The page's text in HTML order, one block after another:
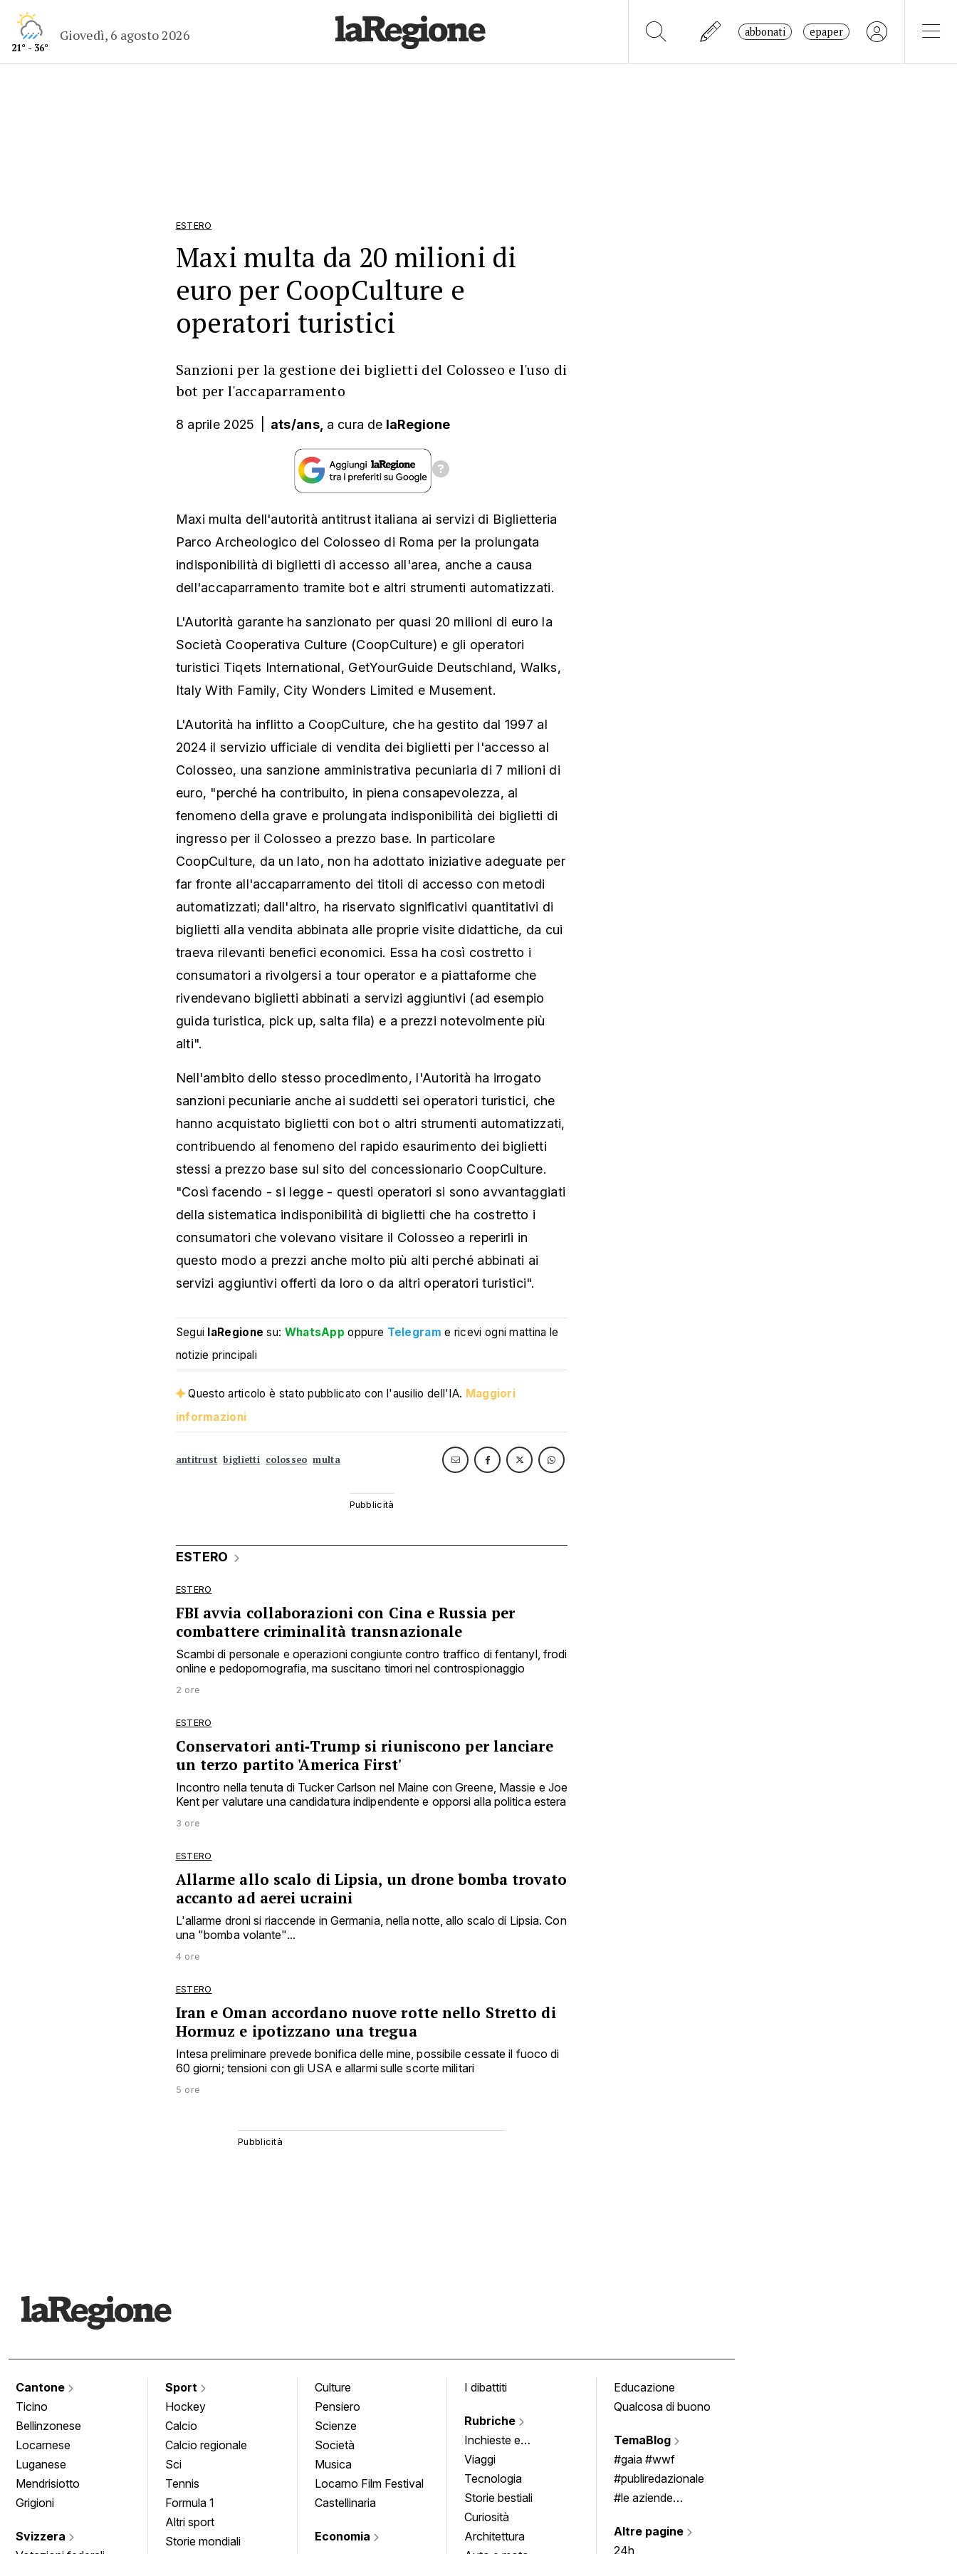
21° - 36°
Giovedì, 6 agosto 2026 abbonati epaper
ESTERO
Maxi multa da 20 milioni di
euro per CoopCulture e
operatori turistici
Sanzioni per la gestione dei biglietti del Colosseo e l'uso di
bot per l'accaparramento
8 aprile 2025 ats/ans, a cura de laRegione
Maxi multa dell'autorità antitrust italiana ai servizi di Biglietteria
Parco Archeologico del Colosseo di Roma per la prolungata
indisponibilità di biglietti di accesso all'area, anche a causa
dell'accaparramento tramite bot e altri strumenti automatizzati.
L'Autorità garante ha sanzionato per quasi 20 milioni di euro la
Società Cooperativa Culture (CoopCulture) e gli operatori
turistici Tiqets International, GetYourGuide Deutschland, Walks,
Italy With Family, City Wonders Limited e Musement.
L'Autorità ha inflitto a CoopCulture, che ha gestito dal 1997 al
2024 il servizio ufficiale di vendita dei biglietti per l'accesso al
Colosseo, una sanzione amministrativa pecuniaria di 7 milioni di
euro, "perché ha contribuito, in piena consapevolezza, al
fenomeno della grave e prolungata indisponibilità dei biglietti di
ingresso per il Colosseo a prezzo base. In particolare
CoopCulture, da un lato, non ha adottato iniziative adeguate per
far fronte all'accaparramento dei titoli di accesso con metodi
automatizzati; dall'altro, ha riservato significativi quantitativi di
biglietti alla vendita abbinata alle proprie visite didattiche, da cui
traeva rilevanti benefici economici. Essa ha così costretto i
consumatori a rivolgersi a tour operator e a piattaforme che
rivendevano biglietti abbinati a servizi aggiuntivi (ad esempio
guida turistica, pick up, salta fila) e a prezzi notevolmente più
alti".
Nell'ambito dello stesso procedimento, l'Autorità ha irrogato
sanzioni pecuniarie anche ai suddetti sei operatori turistici, che
hanno acquistato biglietti con bot o altri strumenti automatizzati,
contribuendo al fenomeno del rapido esaurimento dei biglietti
stessi a prezzo base sul sito del concessionario CoopCulture.
"Così facendo - si legge - questi operatori si sono avvantaggiati
della sistematica indisponibilità di biglietti che ha costretto i
consumatori che volevano visitare il Colosseo a reperirli in
questo modo a prezzi anche molto più alti perché abbinati ai
servizi aggiuntivi offerti da loro o da altri operatori turistici".
Segui laRegione su: WhatsApp oppure Telegram e ricevi ogni mattina le
notizie principali
Questo articolo è stato pubblicato con l'ausilio dell'IA. Maggiori
informazioni
antitrust biglietti colosseo multa
ESTERO
ESTERO
FBI avvia collaborazioni con Cina e Russia per
combattere criminalità transnazionale
Scambi di personale e operazioni congiunte contro traffico di fentanyl, frodi
online e pedopornografia, ma suscitano timori nel controspionaggio
2 ore
ESTERO
Conservatori anti‑Trump si riuniscono per lanciare
un terzo partito 'America First'
Incontro nella tenuta di Tucker Carlson nel Maine con Greene, Massie e Joe
Kent per valutare una candidatura indipendente e opporsi alla politica estera
3 ore
ESTERO
Allarme allo scalo di Lipsia, un drone bomba trovato
accanto ad aerei ucraini
L'allarme droni si riaccende in Germania, nella notte, allo scalo di Lipsia. Con
una "bomba volante"...
4 ore
ESTERO
Iran e Oman accordano nuove rotte nello Stretto di
Hormuz e ipotizzano una tregua
Intesa preliminare prevede bonifica delle mine, possibile cessate il fuoco di
60 giorni; tensioni con gli USA e allarmi sulle scorte militari
5 ore
Cantone
Ticino
Bellinzonese
Locarnese
Luganese
Mendrisiotto
Grigioni
Svizzera
Sport
Hockey
Calcio
Calcio regionale
Sci
Tennis
Formula 1
Altri sport
Storie mondiali
Culture
Pensiero
Scienze
Società
Musica
Locarno Film Festival
Castellinaria
Economia
I dibattiti
Rubriche
Inchieste e
approfondimenti
Viaggi
Tecnologia
Storie bestiali
Curiosità
Architettura
Educazione
Qualcosa di buono
TemaBlog
#gaia #wwf
#publiredazionale
#le aziende
Altre pagine
24h